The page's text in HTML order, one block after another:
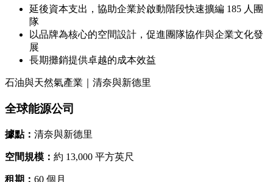
延後資本支出，協助企業於啟動階段快速擴編 185 人團
隊
以品牌為核心的空間設計，促進團隊協作與企業文化發
展
長期攤銷提供卓越的成本效益
石油與天然氣產業｜清奈與新德里
全球能源公司
據點： 清奈與新德里
空間規模： 約 13,000 平方英尺
租期： 60 個月